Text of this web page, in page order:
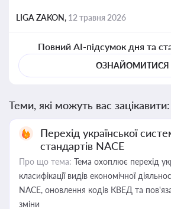
LIGA ZAKON, 12 травня 2026
Повний AI-підсумок дня та
ОЗНАЙОМИТИСЯ
Теми, які можуть вас зацікавити:
Перехід української
стандартів NACE
Про що тема: Тема охоплює перехід
класифікації видів економічної
NACE, оновлення кодів КВЕД та
зміни